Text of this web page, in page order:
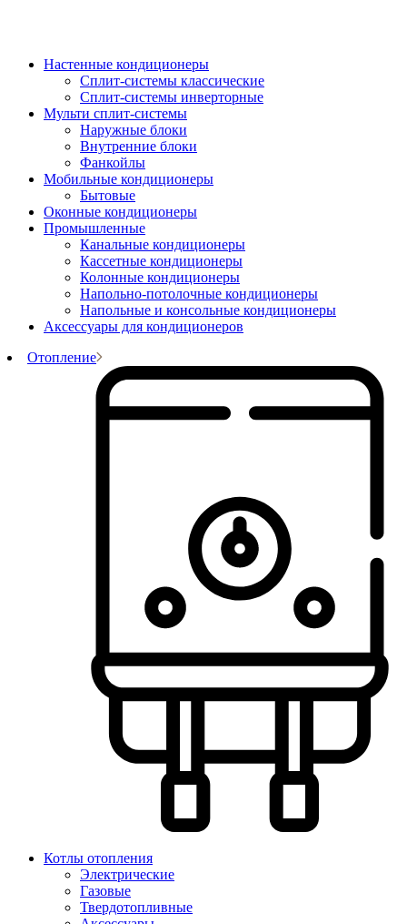
Настенные кондиционеры
Сплит-системы классические
Сплит-системы инверторные
Мульти сплит-системы
Наружные блоки
Внутренние блоки
Фанкойлы
Мобильные кондиционеры
Бытовые
Оконные кондиционеры
Промышленные
Канальные кондиционеры
Кассетные кондиционеры
Колонные кондиционеры
Напольно-потолочные кондиционеры
Напольные и консольные кондиционеры
Аксессуары для кондиционеров
Отопление
Котлы отопления
Электрические
Газовые
Твердотопливные